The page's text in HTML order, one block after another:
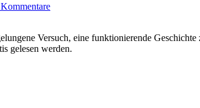
Versuch, eine funktionierende
gelesen werden.